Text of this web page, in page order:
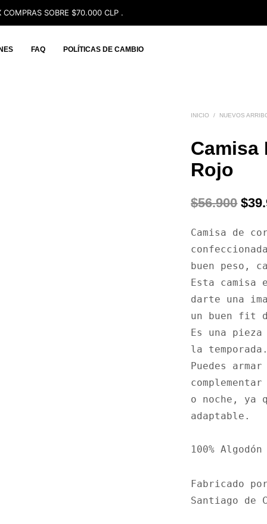
SOBRE $70.000 CLP .
FAQ POLÍTICAS DE CAMBIO
INICIO / NUEVOS
Camisa
Rojo
$56.900 El
era:
$
Camisa de
buen peso,
Esta camisa
darte una
un buen fit
Es una
la
Puedes
o noche, ya
adaptable.
100% Algodón
Fabricado
Santiago de